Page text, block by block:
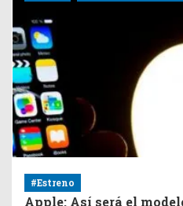
#Estreno
Apple: Así será el